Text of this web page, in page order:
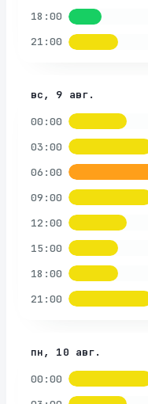
18:00
21:00
вс, 9 авг.
00:00
03:00
06:00
09:00
12:00
15:00
18:00
21:00
пн, 10 авг.
00:00